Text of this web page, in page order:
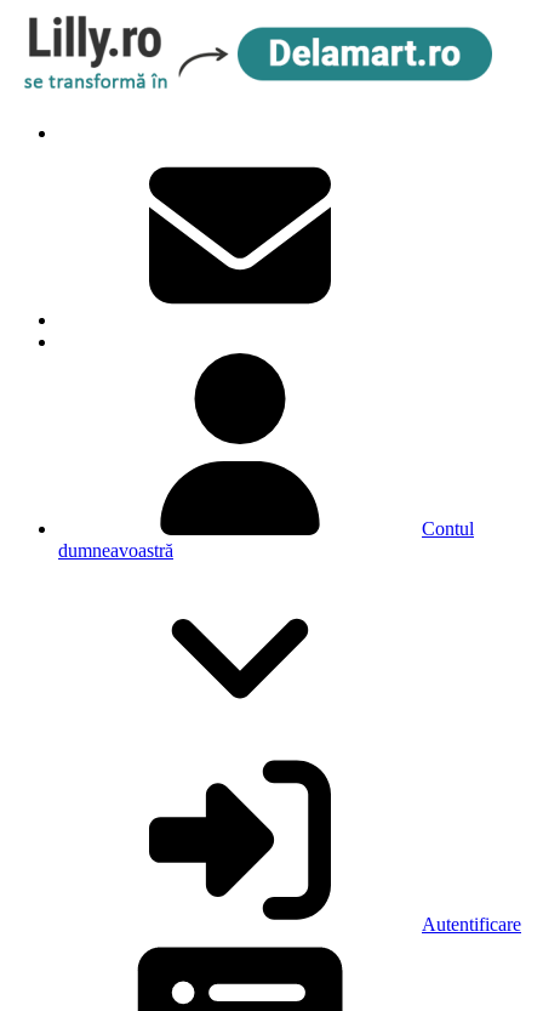
Contul
dumneavoastră
Autentificare